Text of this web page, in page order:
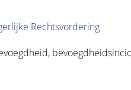
Rechtsvordering